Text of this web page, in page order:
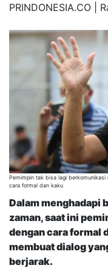
PRINDONESIA.CO |
Pemimpin tak bisa lagi berkomunikasi
cara formal dan kaku
Dalam menghadapi
zaman, saat ini
dengan cara formal
membuat dialog
berjarak.